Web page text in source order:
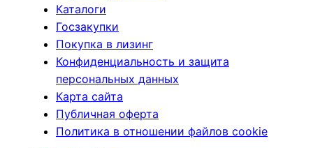
Каталоги
Госзакупки
Покупка в лизинг
Конфиденциальность и защита
персональных данных
Карта сайта
Публичная оферта
Политика в отношении файлов cookie